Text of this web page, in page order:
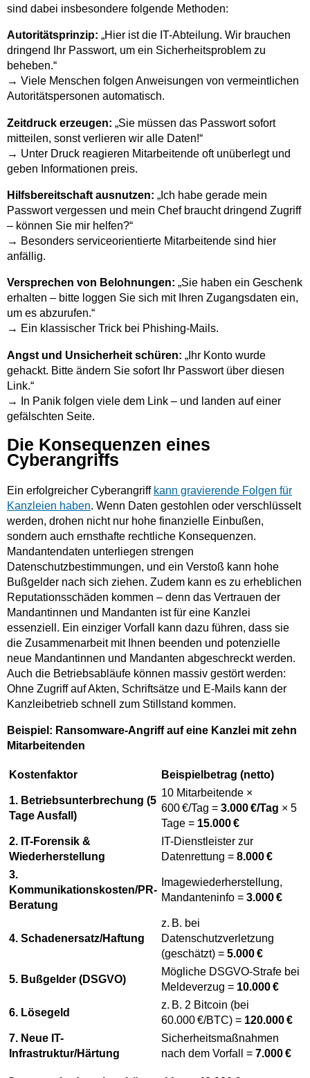
sind dabei insbesondere folgende Methoden:
Autoritätsprinzip: „Hier ist die IT-Abteilung. Wir brauchen
dringend Ihr Passwort, um ein Sicherheitsproblem zu
beheben.“
→ Viele Menschen folgen Anweisungen von vermeintlichen
Autoritätspersonen automatisch.
Zeitdruck erzeugen: „Sie müssen das Passwort sofort
mitteilen, sonst verlieren wir alle Daten!“
→ Unter Druck reagieren Mitarbeitende oft unüberlegt und
geben Informationen preis.
Hilfsbereitschaft ausnutzen: „Ich habe gerade mein
Passwort vergessen und mein Chef braucht dringend Zugriff
– können Sie mir helfen?“
→ Besonders serviceorientierte Mitarbeitende sind hier
anfällig.
Versprechen von Belohnungen: „Sie haben ein Geschenk
erhalten – bitte loggen Sie sich mit Ihren Zugangsdaten ein,
um es abzurufen.“
→ Ein klassischer Trick bei Phishing-Mails.
Angst und Unsicherheit schüren: „Ihr Konto wurde
gehackt. Bitte ändern Sie sofort Ihr Passwort über diesen
Link.“
→ In Panik folgen viele dem Link – und landen auf einer
gefälschten Seite.
Die Konsequenzen eines
Cyberangriffs
Ein erfolgreicher Cyberangriff kann gravierende Folgen für
Kanzleien haben. Wenn Daten gestohlen oder verschlüsselt
werden, drohen nicht nur hohe finanzielle Einbußen,
sondern auch ernsthafte rechtliche Konsequenzen.
Mandantendaten unterliegen strengen
Datenschutzbestimmungen, und ein Verstoß kann hohe
Bußgelder nach sich ziehen. Zudem kann es zu erheblichen
Reputationsschäden kommen – denn das Vertrauen der
Mandantinnen und Mandanten ist für eine Kanzlei
essenziell. Ein einziger Vorfall kann dazu führen, dass sie
die Zusammenarbeit mit Ihnen beenden und potenzielle
neue Mandantinnen und Mandanten abgeschreckt werden.
Auch die Betriebsabläufe können massiv gestört werden:
Ohne Zugriff auf Akten, Schriftsätze und E-Mails kann der
Kanzleibetrieb schnell zum Stillstand kommen.
Beispiel: Ransomware-Angriff auf eine Kanzlei mit zehn
Mitarbeitenden
Kostenfaktor Beispielbetrag (netto)
1. Betriebsunterbrechung (5
Tage Ausfall)
10 Mitarbeitende ×
600 €/Tag = 3.000 €/Tag × 5
Tage = 15.000 €
2. IT-Forensik &
Wiederherstellung
IT-Dienstleister zur
Datenrettung = 8.000 €
3.
Kommunikationskosten/PR-
Beratung
Imagewiederherstellung,
Mandanteninfo = 3.000 €
4. Schadenersatz/Haftung
z. B. bei
Datenschutzverletzung
(geschätzt) = 5.000 €
5. Bußgelder (DSGVO)
Mögliche DSGVO-Strafe bei
Meldeverzug = 10.000 €
6. Lösegeld
z. B. 2 Bitcoin (bei
60.000 €/BTC) = 120.000 €
7. Neue IT-
Infrastruktur/Härtung
Sicherheitsmaßnahmen
nach dem Vorfall = 7.000 €